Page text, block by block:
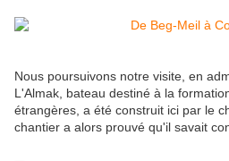
Nous poursuivons notre visite, en
L'Almak, bateau destiné à la
étrangères, a été construit ici par le
chantier a alors prouvé qu'il savait